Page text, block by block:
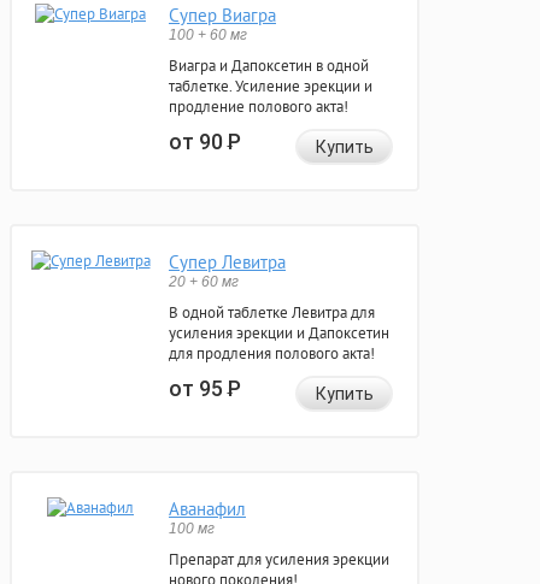
Супер Виагра
100 + 60 мг
Виагра и Дапоксетин в одной
таблетке. Усиление эрекции и
продление полового акта!
от 90Р Купить
Супер Левитра
20 + 60 мг
В одной таблетке Левитра для
усиления эрекции и Дапоксетин
для продления полового акта!
от 95Р Купить
Аванафил
100 мг
Препарат для усиления эрекции